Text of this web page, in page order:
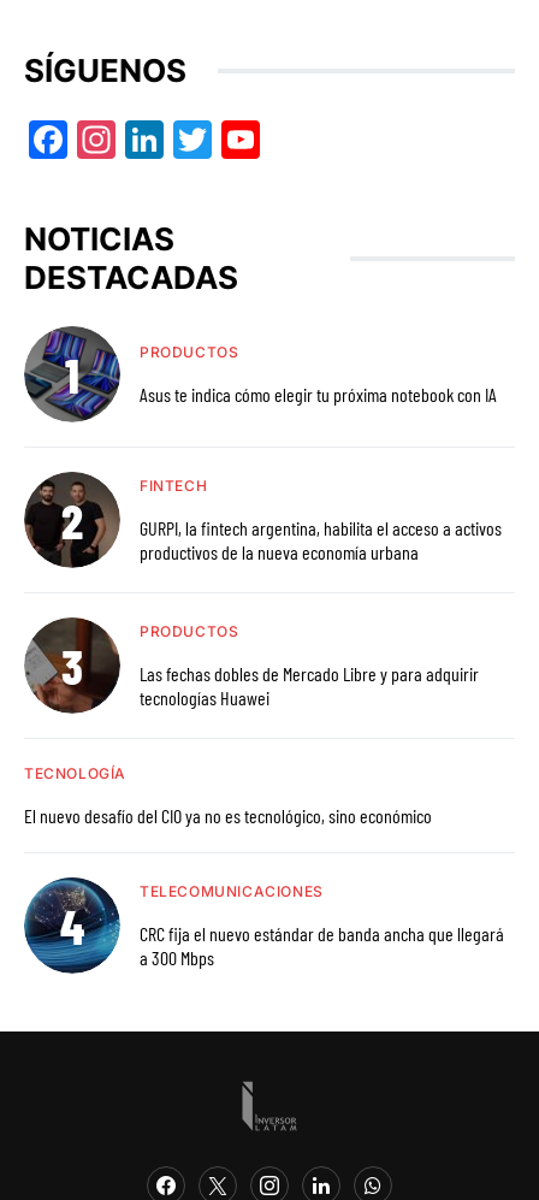
SÍGUENOS
Facebook
Instagram
LinkedIn
Twitter
NOTICIAS
DESTACADAS
PRODUCTOS
Asus te indica cómo elegir tu próxima notebook con IA
FINTECH
GURPI, la fintech argentina, habilita el acceso a activos
productivos de la nueva economía urbana
PRODUCTOS
Las fechas dobles de Mercado Libre y para adquirir
tecnologías Huawei
TECNOLOGÍA
El nuevo desafío del CIO ya no es tecnológico, sino económico
TELECOMUNICACIONES
CRC fija el nuevo estándar de banda ancha que llegará
a 300 Mbps